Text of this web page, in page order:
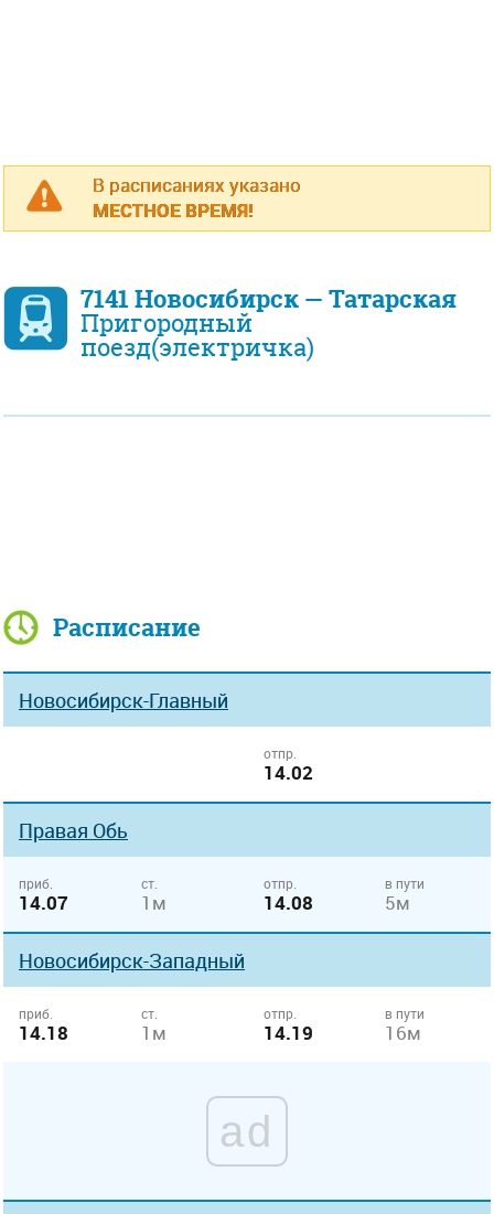
В расписаниях указано
МЕСТНОЕ ВРЕМЯ!
7141 Новосибирск — Татарская
Пригородный
поезд(электричка)
Расписание
Новосибирск-Главный
отпр.
14.02
Правая Обь
приб.
14.07
ст.
1м
отпр.
14.08
в пути
5м
Новосибирск-Западный
приб.
14.18
ст.
1м
отпр.
14.19
в пути
16м
ad